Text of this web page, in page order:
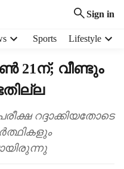
Sign in
Sports Lifestyle
21ന്; വീണ്ടും
റദ്ദാക്കിയതോടെ